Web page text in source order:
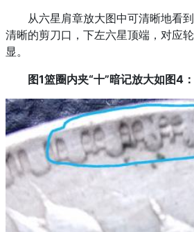
从六星肩章放大图中可清晰地看到
清晰的剪刀口，下左六星顶端，对应
显。
图1篮圈内夹“十”暗记放大如图4：